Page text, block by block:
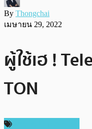
By Thongchai
เมษายน 29, 2022
ผู้ใช้เฮ !
TON